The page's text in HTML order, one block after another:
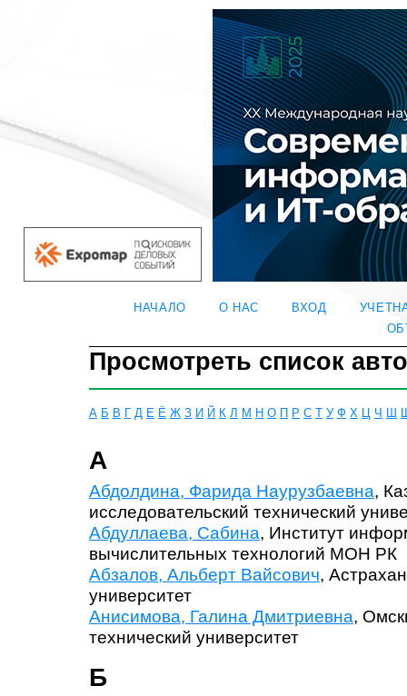
НАЧАЛО О НАС ВХОД
Просмотреть список
А Б В Г Д Е Ё Ж З И Й К Л М Н О П Р С Т У Ф Х Ц Ч Ш
А
Абдолдина, Фарида Наурузбаевна,
исследовательский технический
Абдуллаева, Сабина, Институт
вычислительных технологий МОН РК
Абзалов, Альберт Вайсович,
университет
Анисимова, Галина Дмитриевна,
технический университет
Б